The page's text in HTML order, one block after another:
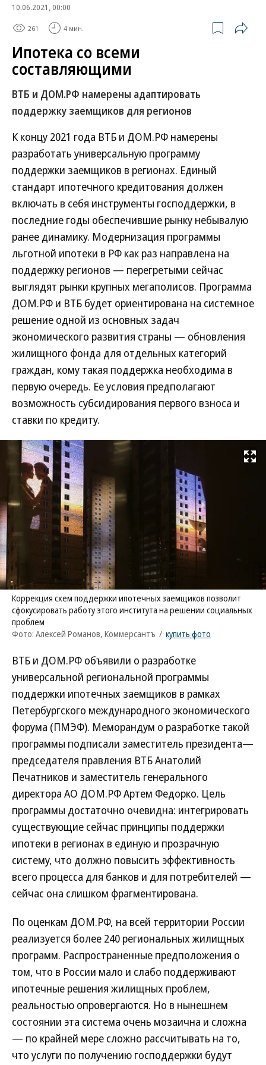
10.06.2021, 00:00
261 4 мин.
Ипотека со всеми
составляющими
ВТБ и ДОМ.РФ намерены адаптировать
поддержку заемщиков для регионов
К концу 2021 года ВТБ и ДОМ.РФ намерены
разработать универсальную программу
поддержки заемщиков в регионах. Единый
стандарт ипотечного кредитования должен
включать в себя инструменты господдержки, в
последние годы обеспечившие рынку небывалую
ранее динамику. Модернизация программы
льготной ипотеки в РФ как раз направлена на
поддержку регионов — перегретыми сейчас
выглядят рынки крупных мегаполисов. Программа
ДОМ.РФ и ВТБ будет ориентирована на системное
решение одной из основных задач
экономического развития страны — обновления
жилищного фонда для отдельных категорий
граждан, кому такая поддержка необходима в
первую очередь. Ее условия предполагают
возможность субсидирования первого взноса и
ставки по кредиту.
Развернуть
Коррекция схем поддержки ипотечных заемщиков позволит
сфокусировать работу этого института на решении социальных
проблем
Фото: Алексей Романов, Коммерсантъ / купить фото
ВТБ и ДОМ.РФ объявили о разработке
универсальной региональной программы
поддержки ипотечных заемщиков в рамках
Петербургского международного экономического
форума (ПМЭФ). Меморандум о разработке такой
программы подписали заместитель президента—
председателя правления ВТБ Анатолий
Печатников и заместитель генерального
директора АО ДОМ.РФ Артем Федорко. Цель
программы достаточно очевидна: интегрировать
существующие сейчас принципы поддержки
ипотеки в регионах в единую и прозрачную
систему, что должно повысить эффективность
всего процесса для банков и для потребителей —
сейчас она слишком фрагментирована.
По оценкам ДОМ.РФ, на всей территории России
реализуется более 240 региональных жилищных
программ. Распространенные предположения о
том, что в России мало и слабо поддерживают
ипотечные решения жилищных проблем,
реальностью опровергаются. Но в нынешнем
состоянии эта система очень мозаична и сложна
— по крайней мере сложно рассчитывать на то,
что услуги по получению господдержки будут